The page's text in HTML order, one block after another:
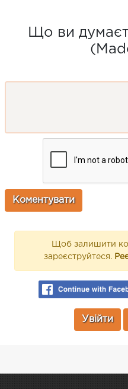
Що ви
Щоб залишити
зареєструйтеся.
Увійти